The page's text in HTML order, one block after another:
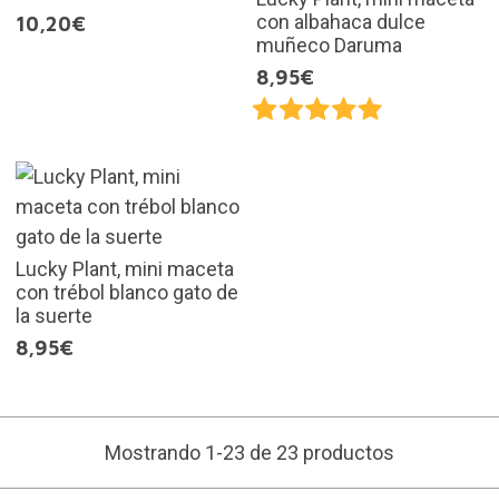
10,20€
con albahaca dulce
muñeco Daruma
8,95€
Lucky Plant, mini maceta
con trébol blanco gato de
la suerte
8,95€
Mostrando 1-23 de 23 productos